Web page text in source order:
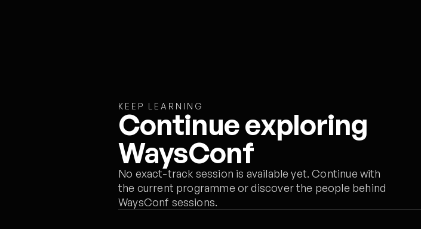
KEEP LEARNING
Continue exploring
WaysConf
No exact-track session is available yet. Continue with
the current programme or discover the people behind
WaysConf sessions.